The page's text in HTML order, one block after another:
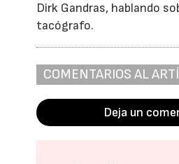
Dirk Gandras, hablando
tacógrafo.
COMENTARIOS AL
Deja un